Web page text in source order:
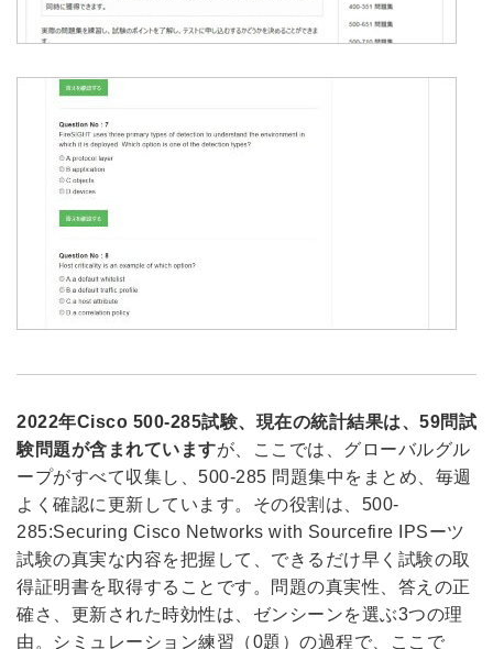
2022年Cisco 500-285試験、現在の統計結果は、59問試
験問題が含まれていますが、ここでは、グローバルグル
ープがすべて収集し、500-285 問題集中をまとめ、毎週
よく確認に更新しています。その役割は、500-
285:Securing Cisco Networks with Sourcefire IPSーツ
試験の真実な内容を把握して、できるだけ早く試験の取
得証明書を取得することです。問題の真実性、答えの正
確さ、更新された時効性は、ゼンシーンを選ぶ3つの理
由。シミュレーション練習（0題）の過程で、ここで